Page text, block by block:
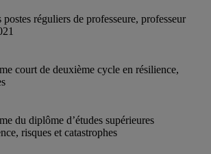
réguliers de professeure, professeur
court de deuxième cycle en résilience,
du diplôme d’études supérieures
risques et catastrophes